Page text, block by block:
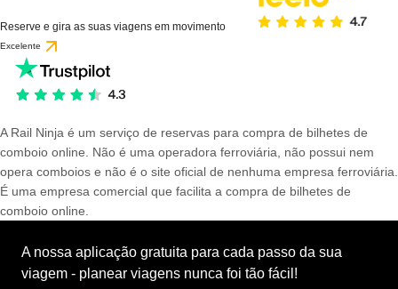
Reserve e gira as suas viagens em movimento
Excelente
A Rail Ninja é um serviço de reservas para compra de bilhetes de
comboio online. Não é uma operadora ferroviária, não possui nem
opera comboios e não é o site oficial de nenhuma empresa ferroviária.
É uma empresa comercial que facilita a compra de bilhetes de
comboio online.
A nossa aplicação gratuita para cada passo da sua
viagem - planear viagens nunca foi tão fácil!